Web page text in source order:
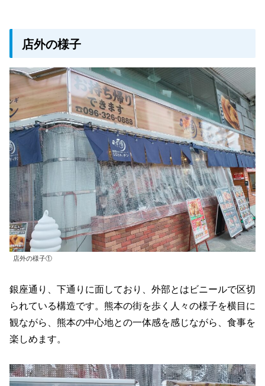
店外の様子
店外の様子①
銀座通り、下通りに面しており、外部とはビニールで区切
られている構造です。熊本の街を歩く人々の様子を横目に
観ながら、熊本の中心地との一体感を感じながら、食事を
楽しめます。